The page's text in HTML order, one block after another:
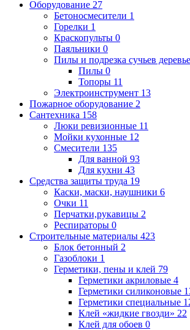
Оборудование 27
Бетоносмесители 1
Горелки 1
Краскопульты 0
Паяльники 0
Пилы и подрезка сучьев
Пилы 0
Топоры 11
Электроинструмент 13
Пожарное оборудование 2
Сантехника 158
Люки ревизионные 11
Мойки кухонные 12
Смесители 135
Для ванной 93
Для кухни 43
Средства защиты труда 19
Каски, маски, наушники 6
Очки 11
Перчатки,рукавицы 2
Респираторы 0
Строительные материалы 423
Блок бетонный 2
Газоблоки 1
Герметики, пены и клей 79
Герметики акриловые 4
Герметики силиконовые
Герметики специальные
Клей «жидкие гвозди» 22
Клей для обоев 0